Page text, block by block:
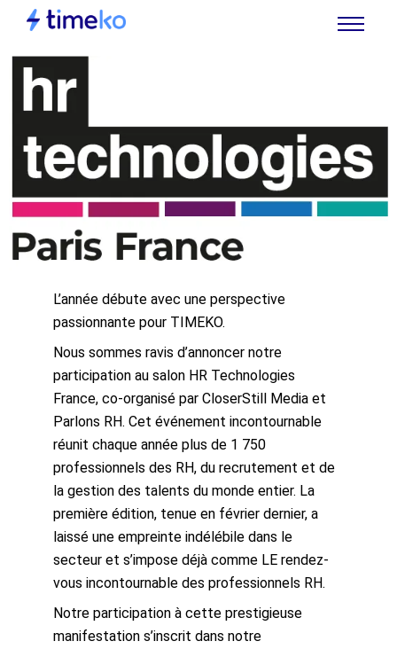
L’année débute avec une perspective
passionnante pour TIMEKO.
Nous sommes ravis d’annoncer notre
participation au salon HR Technologies
France, co-organisé par CloserStill Media et
Parlons RH. Cet événement incontournable
réunit chaque année plus de 1 750
professionnels des RH, du recrutement et de
la gestion des talents du monde entier. La
première édition, tenue en février dernier, a
laissé une empreinte indélébile dans le
secteur et s’impose déjà comme LE rendez-
vous incontournable des professionnels RH.
Notre participation à cette prestigieuse
manifestation s’inscrit dans notre